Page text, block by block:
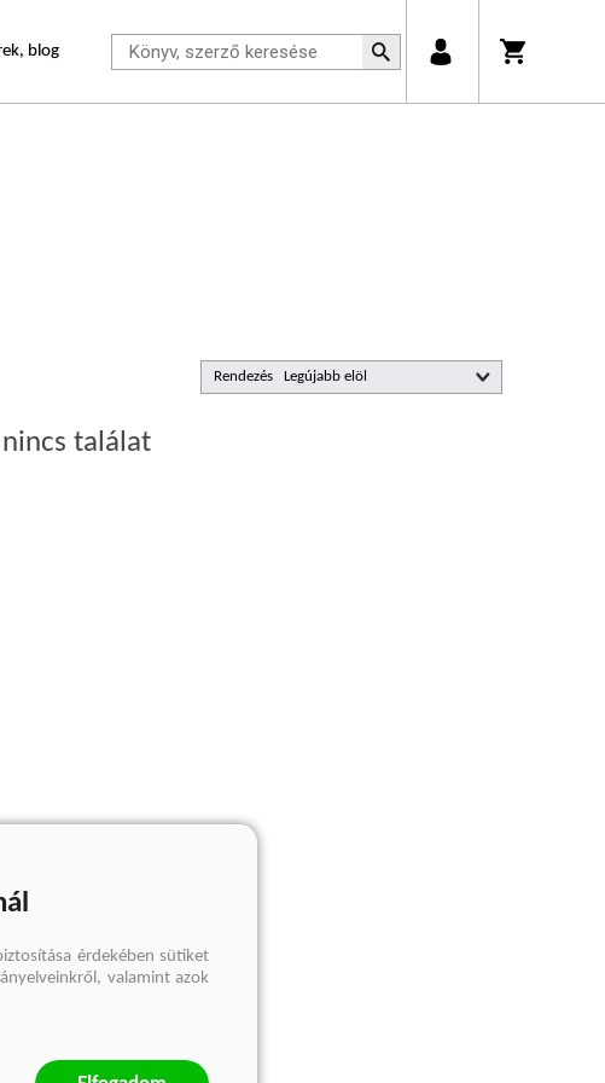
blog
Rendezés
találat
érdekében sütiket
valamint azok